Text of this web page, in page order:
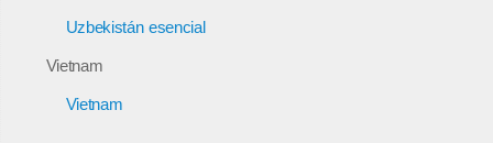
Uzbekistán esencial
Vietnam
Vietnam